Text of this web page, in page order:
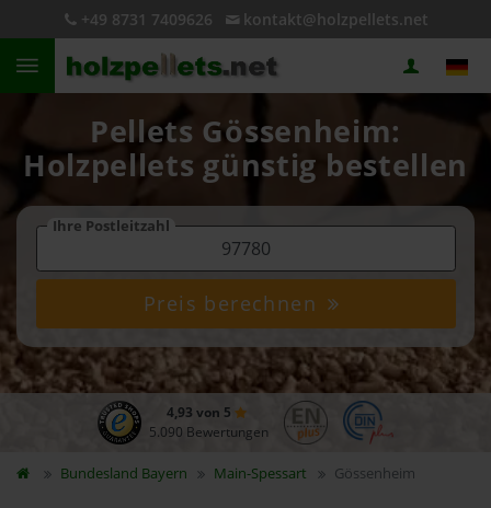
+49 8731 7409626 kontakt@holzpellets.net
Pellets Gössenheim:
Holzpellets günstig bestellen
Ihre Postleitzahl
Preis berechnen
4,93 von 5
5.090 Bewertungen
Bundesland Bayern Main-Spessart Gössenheim